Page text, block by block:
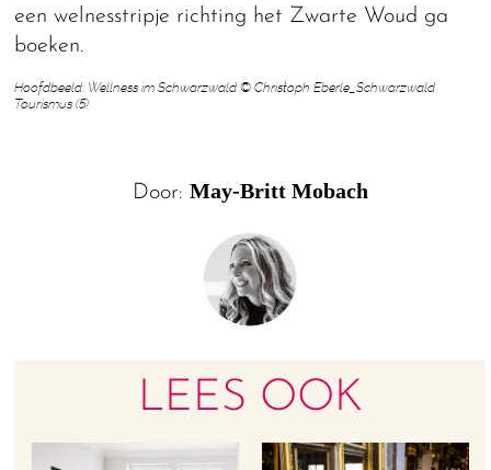
een welnesstripje richting het Zwarte Woud ga
boeken.
Hoofdbeeld: Wellness im Schwarzwald © Christoph Eberle_Schwarzwald
Tourismus (5)
Door: May-Britt Mobach
LEES OOK